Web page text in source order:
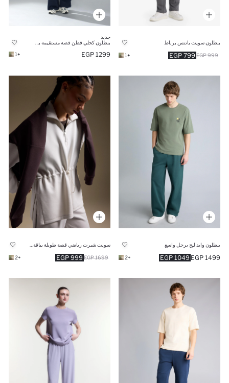
بنطلون سويت بانتس برباط
799 EGP 999 EGP
+1
جديد
1299 EGP
+1
بنطلون وايد ليج برجل واسع
1049 EGP 1499 EGP
+2
999 EGP 1699 EGP
+2